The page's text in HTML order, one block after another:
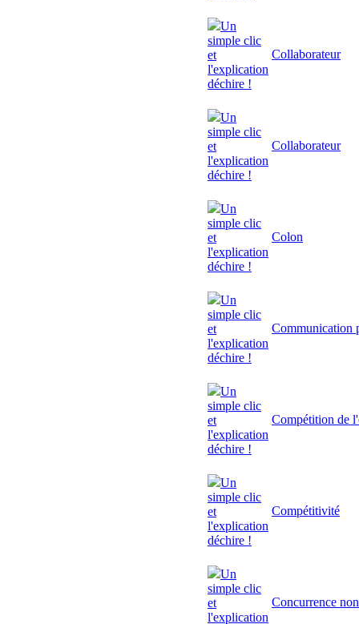
Un
simple clic
et
l'explication
déchire !
Collaborateur
Un
simple clic
et
l'explication
déchire !
Collaborateur
Un
simple clic
et
l'explication
déchire !
Colon
Un
simple clic
et
l'explication
déchire !
Communication
Un
simple clic
et
l'explication
déchire !
Compétition de
Un
simple clic
et
l'explication
déchire !
Compétitivité
Un
simple clic
et
l'explication
Concurrence